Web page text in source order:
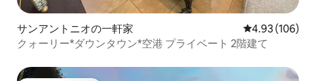
サンアントニオの一軒家 レビュー106
4.93 (106)
クォーリー*ダウンタウン*空港 プライベート 2階建て